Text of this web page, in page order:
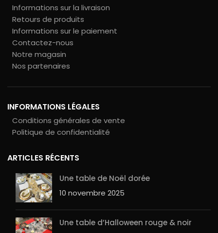
Informations sur la livraison
Retours de produits
Informations sur le paiement
Contactez-nous
Notre magasin
Nos partenaires
INFORMATIONS LÉGALES
Conditions générales de vente
Politique de confidentialité
ARTICLES RÉCENTS
Une table de Noël dorée
10 novembre 2025
Une table d’Halloween rouge & noir